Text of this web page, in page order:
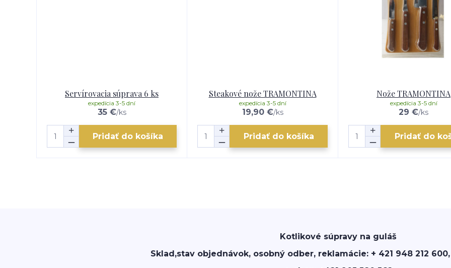
Servírovacia súprava 6 ks
35 €/ks
expedícia 3-5 dní
Pridať do košíka
Steakové nože TRAMONTINA
19,90 €/ks
expedícia 3-5 dní
Pridať do košíka
Nože TRAMONTINA
29 €/ks
expedícia 3-5 dní
Pridať do
Kotlikové súpravy na guláš
Sklad,stav objednávok, osobný odber, reklamácie: + 421 948 212 600,